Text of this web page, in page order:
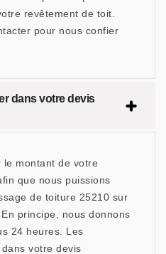
revêtement de toit.
pour nous confier
dans votre devis
le montant de votre
que nous puissions
de toiture 25210 sur
principe, nous donnons
24 heures. Les
votre devis